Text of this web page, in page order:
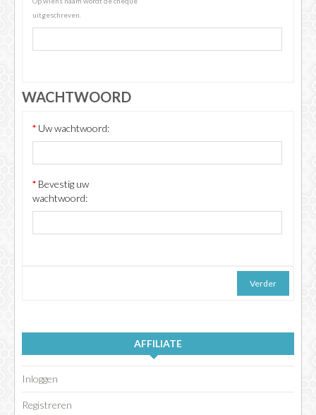
uitgeschreven.
WACHTWOORD
* Uw wachtwoord:
* Bevestig uw
wachtwoord:
AFFILIATE
Inloggen
Registreren